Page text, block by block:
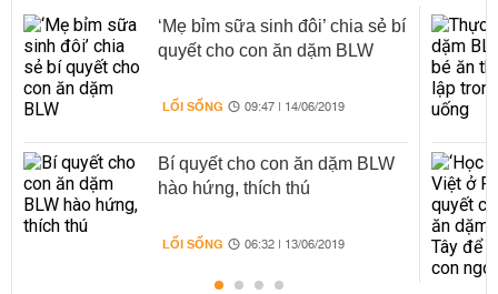
‘Mẹ bỉm sữa sinh đôi’ chia sẻ bí
quyết cho con ăn dặm BLW
LỐI SỐNG 09:47 | 14/06/2019
Bí quyết cho con ăn dặm BLW
hào hứng, thích thú
LỐI SỐNG 06:32 | 13/06/2019